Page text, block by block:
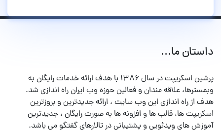
داستان ما...
پرشین اسکریپت در سال ۱۳۸۶ با هدف ارائه خدمات رایگان به
وبمسترها، علاقه مندان و فعالین حوزه وب ایران راه اندازی شد.
هدف از راه اندازی این وب سایت ، ارائه جدیدترین و بروزترین
اسکریپت ها، قالب ها و افزونه ها به صورت رایگان ، جدیدترین
آموزش های ویدئویی و پشتیبانی در تالارهای گفتگو می باشد.